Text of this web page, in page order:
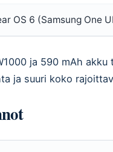
OS 6 (Samsung One
ja 590 mAh
ja suuri koko